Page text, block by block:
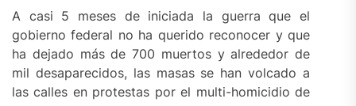
A casi 5 meses de iniciada la guerra que el
gobierno federal no ha querido reconocer y que
ha dejado más de 700 muertos y alrededor de
mil desaparecidos, las masas se han volcado a
las calles en protestas por el multi-homicidio de